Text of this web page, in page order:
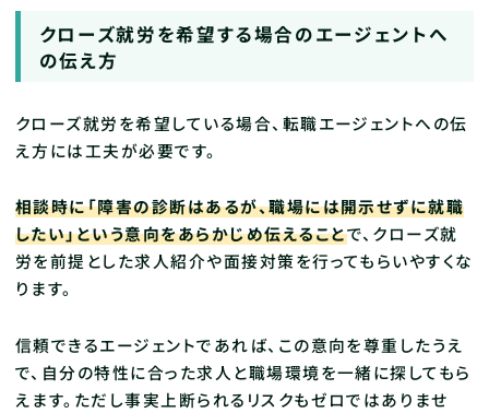
クローズ就労を希望する場合のエージェントへ
の伝え方
クローズ就労を希望している場合、転職エージェントへの伝
え方には工夫が必要です。
相談時に「障害の診断はあるが、職場には開示せずに就職
したい」という意向をあらかじめ伝えることで、クローズ就
労を前提とした求人紹介や面接対策を行ってもらいやすくな
ります。
信頼できるエージェントであれば、この意向を尊重したうえ
で、自分の特性に合った求人と職場環境を一緒に探してもら
えます。ただし事実上断られるリスクもゼロではありませ